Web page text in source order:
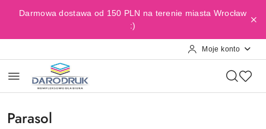
Przejdź do treści głównej
Przejdź do wyszukiwarki
Przejdź do moje konto
Przejdź do menu głównego
Przejdź do stopki
Darmowa dostawa od 150 PLN na terenie miasta Wrocław
:)
Moje konto
Parasol